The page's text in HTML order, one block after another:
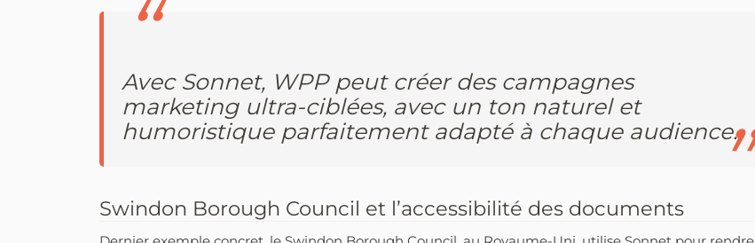
Avec Sonnet, WPP peut créer des campagnes
marketing ultra-ciblées, avec un ton naturel et
humoristique parfaitement adapté à chaque audience.
Swindon Borough Council et l’accessibilité des documents